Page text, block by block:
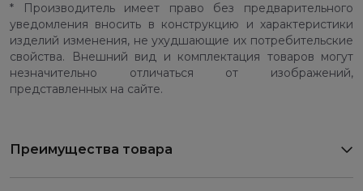
* Производитель имеет право без предварительного
уведомления вносить в конструкцию и характеристики
изделий изменения, не ухудшающие их потребительские
свойства. Внешний вид и комплектация товаров могут
незначительно отличаться от изображений,
представленных на сайте.
Преимущества товара